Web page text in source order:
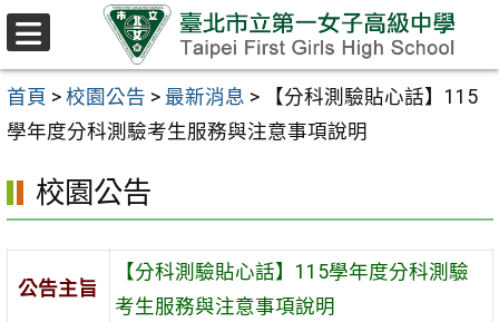
跳至主要內容區
首頁 > 校園公告 > 最新消息 >
【分科測驗貼心話】115
學年度分科測驗考生服務與注意事項說明
校園公告
公告主旨
【分科測驗貼心話】115學年度分科測驗
考生服務與注意事項說明
選
單